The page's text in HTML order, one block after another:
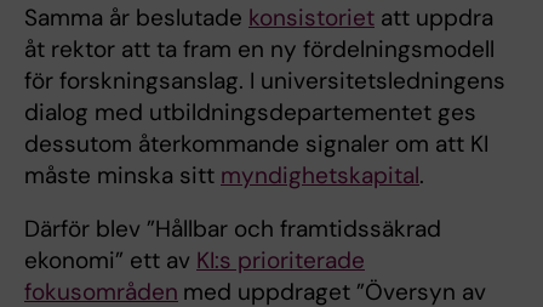
Samma år beslutade konsistoriet att uppdra
åt rektor att ta fram en ny fördelningsmodell
för forskningsanslag. I universitetsledningens
dialog med utbildningsdepartementet ges
dessutom återkommande signaler om att KI
måste minska sitt myndighetskapital​.
Därför blev ”Hållbar och framtidssäkrad
ekonomi” ett av KI:s prioriterade
fokusområden med uppdraget ”Översyn av